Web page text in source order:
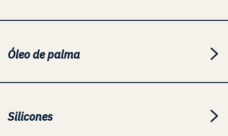
Óleo de palma
Silicones